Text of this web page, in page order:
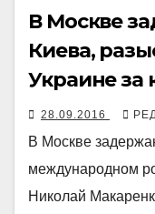
В Москве
Киева,
Украине
28.09.2016
В Москве
международном
Николай